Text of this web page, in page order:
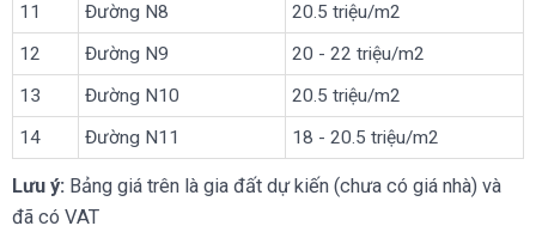
11
Đường N8
20.5 triệu/m2
12
Đường N9
20 - 22 triệu/m2
13
Đường N10
20.5 triệu/m2
14
Đường N11 18 - 20.5 triệu/m2
Lưu ý: Bảng giá trên là gia đất dự kiến (chưa có giá nhà) và
đã có VAT